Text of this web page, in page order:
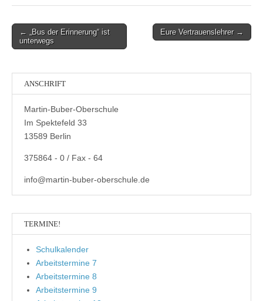
Post
navigation
← „Bus der Erinnerung“ ist
unterwegs
Eure Vertrauenslehrer →
ANSCHRIFT
Martin-Buber-Oberschule
Im Spektefeld 33
13589 Berlin
375864 - 0 / Fax - 64
info@martin-buber-oberschule.de
TERMINE!
Schulkalender
Arbeitstermine 7
Arbeitstermine 8
Arbeitstermine 9